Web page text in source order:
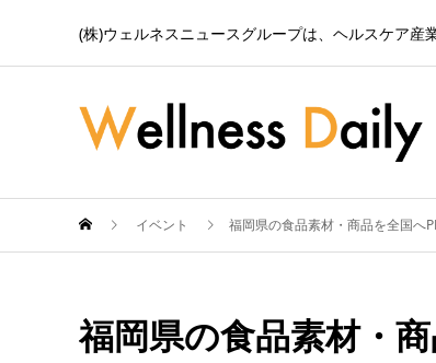
(株)ウェルネスニュースグループは、ヘルスケア産
イベント 福岡県の食品素材・商品を全国へ
福岡県の食品素材・